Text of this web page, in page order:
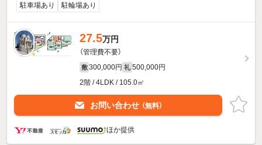
駐車場あり 駐輪場あり
27.5万円
（管理費不要）
敷 300,000円 礼 500,000円
2階 / 4LDK / 105.0㎡
お問い合わせ （無料）
ほか提供